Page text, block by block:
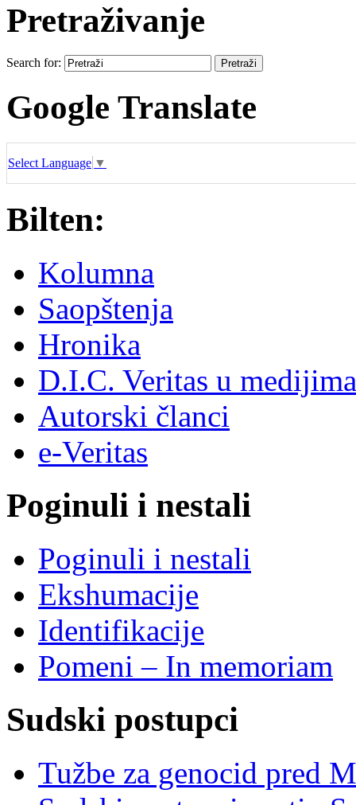
Pretraživanje
Search for:
Google Translate
Select Language ▼
Bilten:
Kolumna
Saopštenja
Hronika
D.I.C. Veritas u medijima
Autorski članci
e-Veritas
Poginuli i nestali
Poginuli i nestali
Ekshumacije
Identifikacije
Pomeni – In memoriam
Sudski postupci
Tužbe za genocid pred